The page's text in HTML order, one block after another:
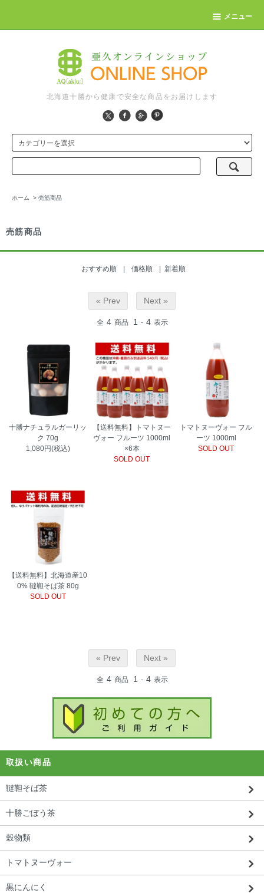
メニュー
北海道十勝から健康で安全な商品をお届けします
ホーム > 売筋商品
売筋商品
おすすめ順 価格順 | 新着順
« Prev Next »
全 4 商品 1 - 4 表示
十勝ナチュラルガーリッ
ク 70g
1,080円(税込)
【送料無料】トマトヌー
ヴォー フルーツ 1000ml
×6本
SOLD OUT
トマトヌーヴォー フル
ーツ 1000ml
SOLD OUT
【送料無料】北海道産10
0% 韃靼そば茶 80g
SOLD OUT
« Prev Next »
全 4 商品 1 - 4 表示
取扱い商品
韃靼そば茶
十勝ごぼう茶
穀物類
トマトヌーヴォー
黒にんにく